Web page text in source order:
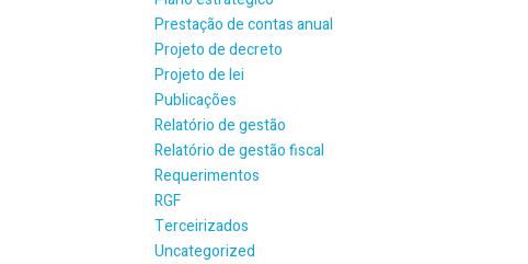
Prestação de contas anual
Projeto de decreto
Projeto de lei
Publicações
Relatório de gestão
Relatório de gestão fiscal
Requerimentos
RGF
Terceirizados
Uncategorized